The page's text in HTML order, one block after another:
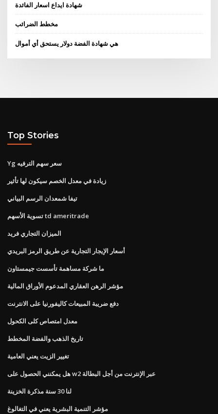
شهادة ايداع اسعار الفائدة
مخطط الضرائب
هي شهادة الفضة دولار يستحق أي أموال
Top Stories
Yg سعر سهم الترفيه
زيادة في معدل الخصم سيكون لها تأثير
تيفا شمعدان الرسم البياني
تسوية الأسهم td ameritrade
الميزان التجاري فريد
أسعار الإيجار التجارية عن طريق الرمز البريدي
ما شركة مساهمة تأسست جيمستاون
مؤشر الرهن العقاري المدعوم الأوراق المالية
دفع ضريبة المبيعات كاليفورنيا على الانترنت
معدل امتصاص كلى الكحول
تاريخ الذهب والفضة المخطط
تغيير الزيت يعني العامية
هل يمكنني الحصول على w2 عبر الإنترنت من أجل البطالة
لنا 30 سنة مذكرة الخزينة
مؤشر التنمية البشرية يعني في التغالوغ